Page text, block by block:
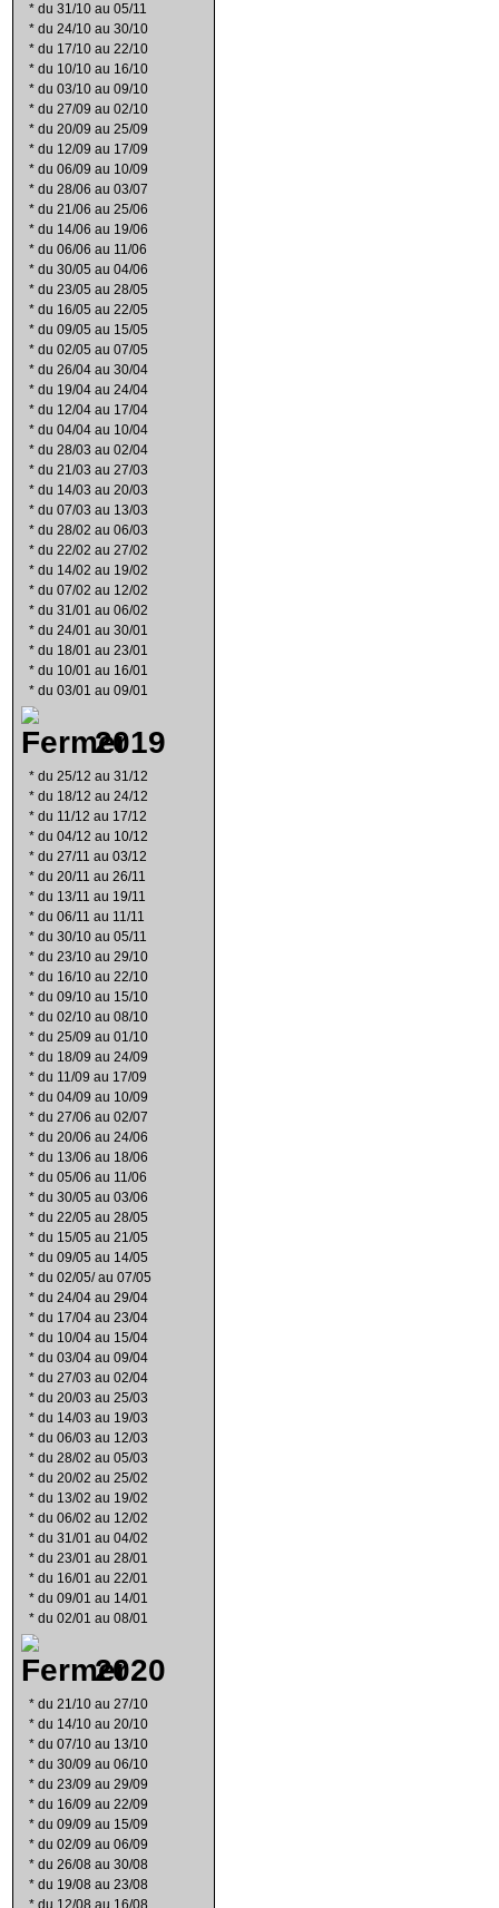
* du 31/10 au 05/11
* du 24/10 au 30/10
* du 17/10 au 22/10
* du 10/10 au 16/10
* du 03/10 au 09/10
* du 27/09 au 02/10
* du 20/09 au 25/09
* du 12/09 au 17/09
* du 06/09 au 10/09
* du 28/06 au 03/07
* du 21/06 au 25/06
* du 14/06 au 19/06
* du 06/06 au 11/06
* du 30/05 au 04/06
* du 23/05 au 28/05
* du 16/05 au 22/05
* du 09/05 au 15/05
* du 02/05 au 07/05
* du 26/04 au 30/04
* du 19/04 au 24/04
* du 12/04 au 17/04
* du 04/04 au 10/04
* du 28/03 au 02/04
* du 21/03 au 27/03
* du 14/03 au 20/03
* du 07/03 au 13/03
* du 28/02 au 06/03
* du 22/02 au 27/02
* du 14/02 au 19/02
* du 07/02 au 12/02
* du 31/01 au 06/02
* du 24/01 au 30/01
* du 18/01 au 23/01
* du 10/01 au 16/01
* du 03/01 au 09/01
2019
* du 25/12 au 31/12
* du 18/12 au 24/12
* du 11/12 au 17/12
* du 04/12 au 10/12
* du 27/11 au 03/12
* du 20/11 au 26/11
* du 13/11 au 19/11
* du 06/11 au 11/11
* du 30/10 au 05/11
* du 23/10 au 29/10
* du 16/10 au 22/10
* du 09/10 au 15/10
* du 02/10 au 08/10
* du 25/09 au 01/10
* du 18/09 au 24/09
* du 11/09 au 17/09
* du 04/09 au 10/09
* du 27/06 au 02/07
* du 20/06 au 24/06
* du 13/06 au 18/06
* du 05/06 au 11/06
* du 30/05 au 03/06
* du 22/05 au 28/05
* du 15/05 au 21/05
* du 09/05 au 14/05
* du 02/05/ au 07/05
* du 24/04 au 29/04
* du 17/04 au 23/04
* du 10/04 au 15/04
* du 03/04 au 09/04
* du 27/03 au 02/04
* du 20/03 au 25/03
* du 14/03 au 19/03
* du 06/03 au 12/03
* du 28/02 au 05/03
* du 20/02 au 25/02
* du 13/02 au 19/02
* du 06/02 au 12/02
* du 31/01 au 04/02
* du 23/01 au 28/01
* du 16/01 au 22/01
* du 09/01 au 14/01
* du 02/01 au 08/01
2020
* du 21/10 au 27/10
* du 14/10 au 20/10
* du 07/10 au 13/10
* du 30/09 au 06/10
* du 23/09 au 29/09
* du 16/09 au 22/09
* du 09/09 au 15/09
* du 02/09 au 06/09
* du 26/08 au 30/08
* du 19/08 au 23/08
* du 12/08 au 16/08